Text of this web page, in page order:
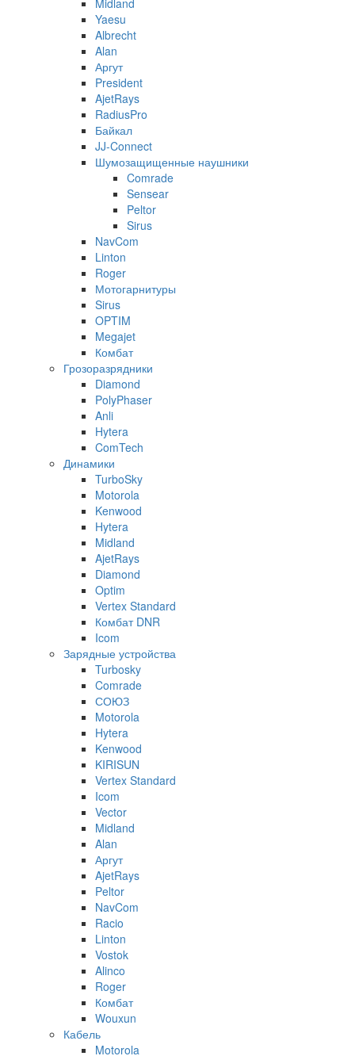
Yaesu
Albrecht
Alan
Аргут
President
AjetRays
RadiusPro
Байкал
JJ-Connect
Шумозащищенные наушники
Comrade
Sensear
Peltor
Sirus
NavCom
Linton
Roger
Мотогарнитуры
Sirus
OPTIM
Megajet
Комбат
Грозоразрядники
Diamond
PolyPhaser
Anli
Hytera
ComTech
Динамики
TurboSky
Motorola
Kenwood
Hytera
Midland
AjetRays
Diamond
Optim
Vertex Standard
Комбат DNR
Icom
Зарядные устройства
Turbosky
Comrade
СОЮЗ
Motorola
Hytera
Kenwood
KIRISUN
Vertex Standard
Icom
Vector
Midland
Alan
Аргут
AjetRays
Peltor
NavCom
Racio
Linton
Vostok
Alinco
Roger
Комбат
Wouxun
Кабель
Motorola